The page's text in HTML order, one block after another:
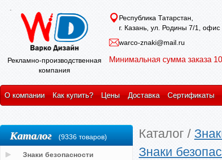
Рекламно-производственная
компания
Республика Татарстан,
г. Казань, ул. Родины 7/1, офис
warco-znaki@mail.ru
Минимальная сумма заказа
О компании Как купить? Цены Доставка Сертификаты
Каталог /
Знаки
Каталог (9336 товаров)
Знаки безопасности